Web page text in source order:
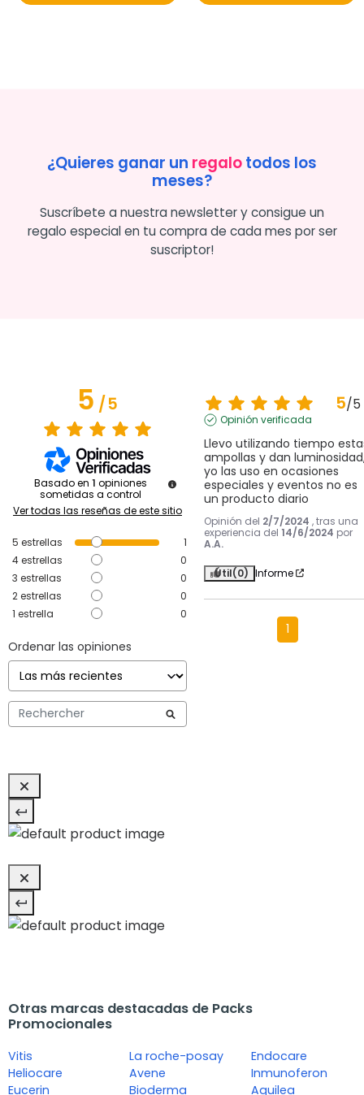
¿Quieres ganar un regalotodos los
meses?
Suscríbete a nuestra newsletter y consigue un
regalo especial en tu compra de cada mes por ser
suscriptor!
5/5
Basado en 1 opiniones
sometidas a control
Ver todas las reseñas de este sitio
5 estrellas
1
4estrellas
0
3 estrellas
0
2estrellas
0
1 estrella 0
Ordenar las opiniones
5/5
Opinión verificada
Llevo utilizando tiempo
ampollas y dan
yo las uso en ocasiones
especiales y eventos no es
un producto diario
Opinión del 2/7/2024 , tras una
experiencia del 14/6/2024 por
A.A.
Útil(0) Informe
1
Otras marcas destacadas de Packs
Promocionales
Vitis
Heliocare
Eucerin
La roche-posay
Avene
Bioderma
Endocare
Inmunoferon
Aquilea